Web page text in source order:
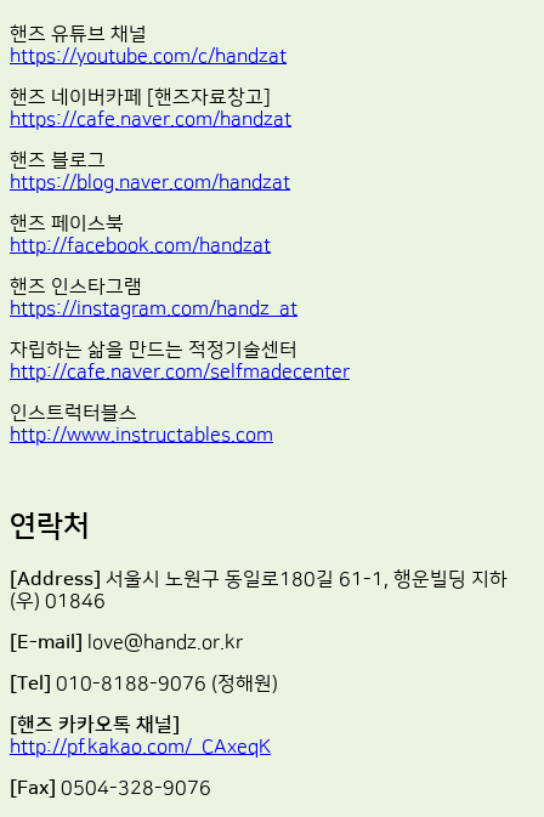
핸즈 유튜브 채널
https://youtube.com/c/handzat
핸즈 네이버카페 [핸즈자료창고]
https://cafe.naver.com/handzat
핸즈 블로그
https://blog.naver.com/handzat
핸즈 페이스북
http://facebook.com/handzat
핸즈 인스타그램
https://instagram.com/handz_at
자립하는 삶을 만드는 적정기술센터
http://cafe.naver.com/selfmadecenter
인스트럭터블스
http://www.instructables.com
연락처
[Address] 서울시 노원구 동일로180길 61-1, 행운빌딩 지하
(우) 01846
[E-mail] love@handz.or.kr
[Tel] 010-8188-9076 (정해원)
[핸즈 카카오톡 채널]
http://pf.kakao.com/_CAxeqK
[Fax] 0504-328-9076